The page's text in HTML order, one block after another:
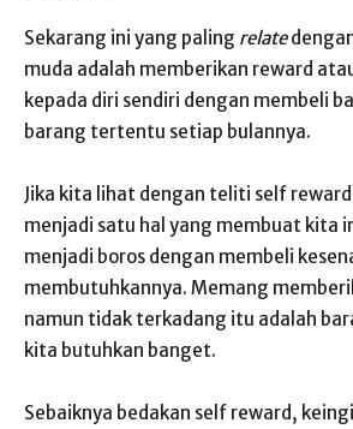
Sekarang ini yang paling relate
muda adalah memberikan reward
kepada diri sendiri dengan membeli
barang tertentu setiap bulannya.
Jika kita lihat dengan teliti self
menjadi satu hal yang membuat kita
menjadi boros dengan membeli
membutuhkannya. Memang
namun tidak terkadang itu adalah
kita butuhkan banget.
Sebaiknya bedakan self reward,